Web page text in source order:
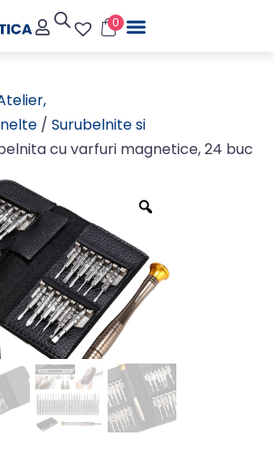
0
/ Surubelnite si
cu varfuri magnetice, 24 buc